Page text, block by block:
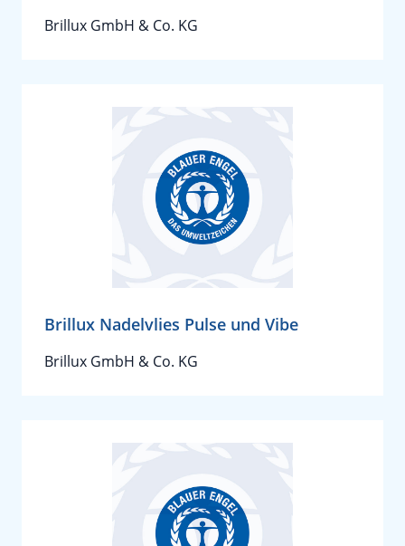
Brillux GmbH & Co. KG
Brillux Nadelvlies Pulse und Vibe
Brillux GmbH & Co. KG